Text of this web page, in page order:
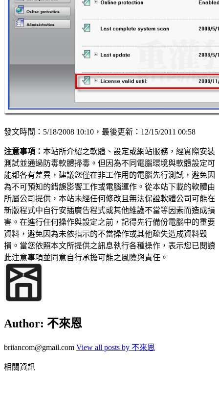
發文時間：5/18/2008 10:10，最後更新：12/15/2011 00:58
注意事項： 本站所介紹之軟體、設定或網站服務，經實際安裝
測試並通過防毒軟體掃毒。但因為不同電腦環境與軟體設定可
能都各有差異，建議您僅在非工作用的電腦先行測試，避免因
為不可預知的錯誤影響工作或電腦運作。從本站下載的軟體由
所屬公司提供，本站未經任何修改且無法保證軟體公司可能在
新版程式中自行安插廣告程式或其他維護不當等因素而造成損
害。在進行任何操作與設定之前，記得先行備份電腦中的重要
資料，避免因為未依指示的不當操作或其他疏失造成資料毀
損。當您依照本文所提供之訊息執行各種操作，表示您已閱讀
此注意事項並同意自行承擔可能之風險與責任。
Author: 不來恩
briiancom@gmail.com View all posts by 不來恩
相關資訊